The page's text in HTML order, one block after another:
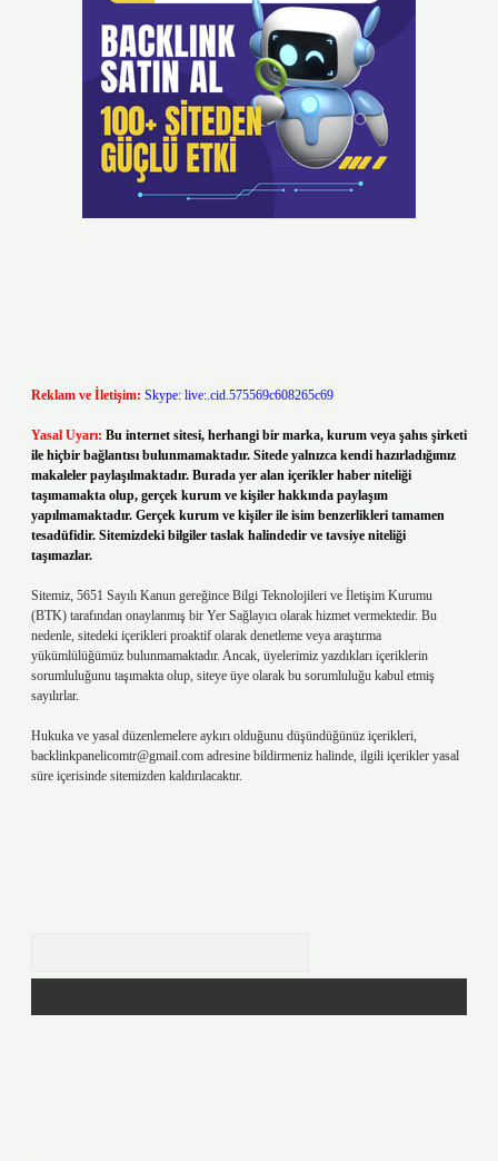
Reklam ve İletişim: Skype: live:.cid.575569c608265c69
Yasal Uyarı: Bu internet sitesi, herhangi bir marka, kurum veya şahıs şirketi
ile hiçbir bağlantısı bulunmamaktadır. Sitede yalnızca kendi hazırladığımız
makaleler paylaşılmaktadır. Burada yer alan içerikler haber niteliği
taşımamakta olup, gerçek kurum ve kişiler hakkında paylaşım
yapılmamaktadır. Gerçek kurum ve kişiler ile isim benzerlikleri tamamen
tesadüfidir. Sitemizdeki bilgiler taslak halindedir ve tavsiye niteliği
taşımazlar.
Sitemiz, 5651 Sayılı Kanun gereğince Bilgi Teknolojileri ve İletişim Kurumu
(BTK) tarafından onaylanmış bir Yer Sağlayıcı olarak hizmet vermektedir. Bu
nedenle, sitedeki içerikleri proaktif olarak denetleme veya araştırma
yükümlülüğümüz bulunmamaktadır. Ancak, üyelerimiz yazdıkları içeriklerin
sorumluluğunu taşımakta olup, siteye üye olarak bu sorumluluğu kabul etmiş
sayılırlar.
Hukuka ve yasal düzenlemelere aykırı olduğunu düşündüğünüz içerikleri,
backlinkpanelicomtr@gmail.com adresine bildirmeniz halinde, ilgili içerikler yasal
süre içerisinde sitemizden kaldırılacaktır.